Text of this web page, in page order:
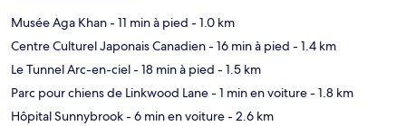
Musée Aga Khan- 11 min à pied - 1.0 km
Centre Culturel Japonais Canadien- 16 min à pied - 1.4 km
Le Tunnel Arc-en-ciel- 18 min à pied - 1.5 km
Parc pour chiens de Linkwood Lane- 1 min en voiture- 1.8 km
Hôpital Sunnybrook- 6 min en voiture- 2.6 km